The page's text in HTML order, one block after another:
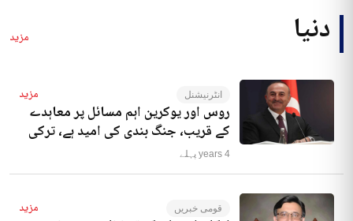
دنیا مزید
انٹرنیشنل مزید
روس اور یوکرین اہم مسائل پر معاہدے
کے قریب، جنگ بندی کی امید ہے، ترکی
4 years پہلے
قومی خبریں مزید